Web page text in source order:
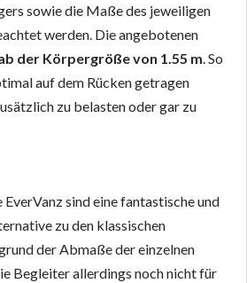
sowie die Maße des jeweiligen
werden. Die angebotenen
der Körpergröße von 1.55 m . So
auf dem Rücken getragen
zu belasten oder gar zu
sind eine fantastische und
zu den klassischen
der Abmaße der einzelnen
Begleiter allerdings noch nicht für